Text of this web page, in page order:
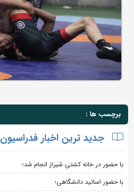
برچسب ها :
جدید ترین اخبار فدراسیون
با حضور در خانه کشتی شیراز انجام شد؛
با حضور اساتید دانشگاهی؛